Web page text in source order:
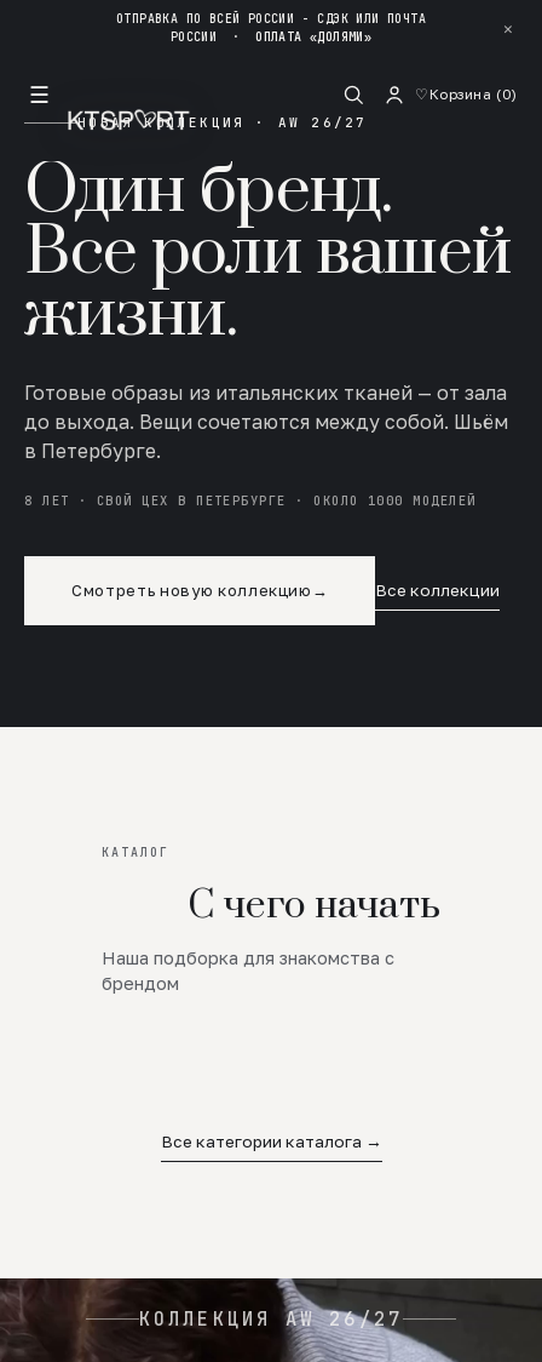
ОТПРАВКА ПО ВСЕЙ РОССИИ - СДЭК ИЛИ ПОЧТА
РОССИИ ·ОПЛАТА «ДОЛЯМИ» ✕
☰ ♡Корзина (0)
НОВАЯ КОЛЛЕКЦИЯ · AW 26/27
Один бренд.
Все роли вашей
жизни.
Готовые образы из итальянских тканей — от зала
до выхода. Вещи сочетаются между собой. Шьём
в Петербурге.
8 ЛЕТ · СВОЙ ЦЕХ В ПЕТЕРБУРГЕ · ОКОЛО 1000 МОДЕЛЕЙ
Смотреть новую коллекцию → Все коллекции
КАТАЛОГ
С чего начать
Наша подборка для знакомства с
брендом
Новинки
SALE
Все категории каталога →
КОЛЛЕКЦИЯ AW 26/27